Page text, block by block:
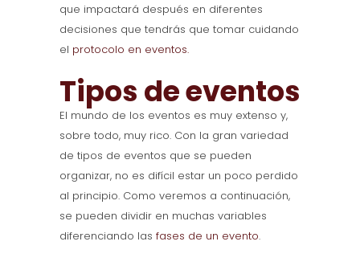
que impactará después en diferentes
decisiones que tendrás que tomar cuidando
el protocolo en eventos.
Tipos de eventos
El mundo de los eventos es muy extenso y,
sobre todo, muy rico. Con la gran variedad
de tipos de eventos que se pueden
organizar, no es difícil estar un poco perdido
al principio. Como veremos a continuación,
se pueden dividir en muchas variables
diferenciando las fases de un evento.